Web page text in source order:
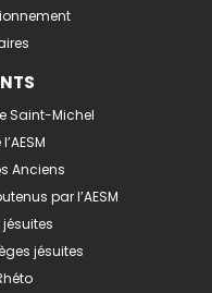
Saint-Michel
Anciens
par l’AESM
jésuites